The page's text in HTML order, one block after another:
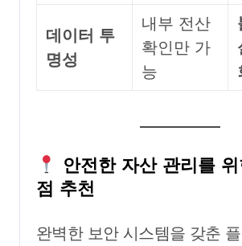
데이터 투
명성
내부 전산
확인만 가
능
안전한 자산 관리를
점 추천
완벽한 보안 시스템을 갖춘